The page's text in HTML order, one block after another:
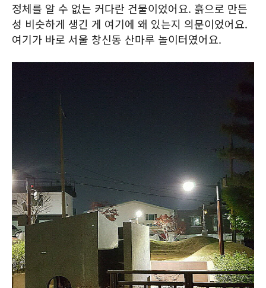
정체를 알 수 없는 커다란 건물이었어요. 흙으로 만든
성 비슷하게 생긴 게 여기에 왜 있는지 의문이었어요.
여기가 바로 서울 창신동 산마루 놀이터였어요.